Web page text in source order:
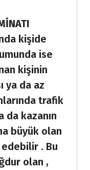
kişide
ise
kişinin
ya da az
trafik
da kazanın
büyük olan
. Bu
olan ,